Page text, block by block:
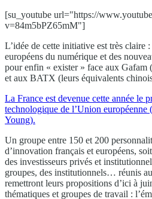
[su_youtube url="https://
v=84m5bPZ65mM"]
L’idée de cette initiative est très claire
européens du numérique et des
pour enfin « exister » face aux Gafam
et aux BATX (leurs équivalents
La France est devenue cette année le
technologique de l’Union européenne
Young).
Un groupe entre 150 et 200
d’innovation français et européens,
des investisseurs privés et
groupes, des institutionnels… réunis
remettront leurs propositions d’ici à
thématiques et groupes de travail :